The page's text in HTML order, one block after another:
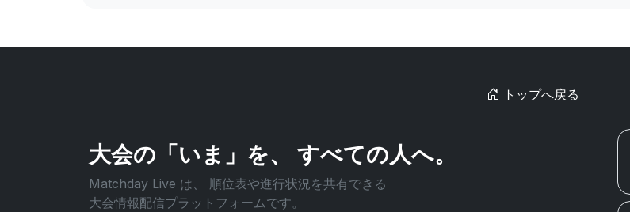
トップへ戻る
大会の「いま」を、 すべての人へ。
Matchday Live は、 順位表や進行状況を共有できる
大会情報配信プラットフォームです。